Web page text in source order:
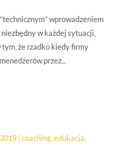
wprowadzeniem
w każdej sytuacji,
że rzadko kiedy firmy
przez...
| coaching, edukacja